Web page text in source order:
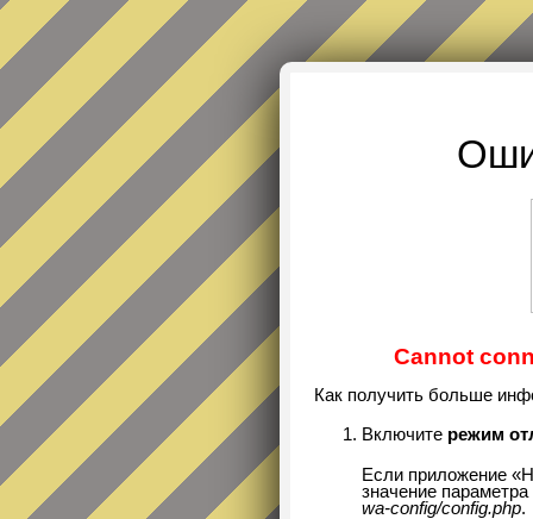
Cannot
Как получить больше
Включите режим
Если приложение
значение параметра
wa-config/config.php.